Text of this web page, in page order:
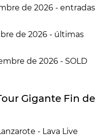
de 2026 - entradas
de 2026 - últimas
de 2026 - SOLD
Gigante Fin de
- Lava Live